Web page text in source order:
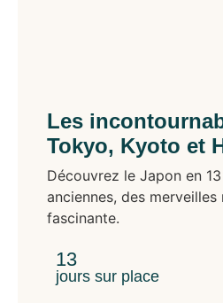
Les
Tokyo, Kyoto et
Découvrez le Japon en
anciennes, des
fascinante.
13
jours sur place